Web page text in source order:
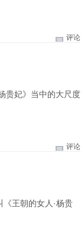
评论
贵妃》当中的大尺度
评论
王朝的女人·杨贵